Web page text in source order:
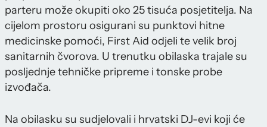
parteru može okupiti oko 25 tisuća posjetitelja. Na
cijelom prostoru osigurani su punktovi hitne
medicinske pomoći, First Aid odjeli te velik broj
sanitarnih čvorova. U trenutku obilaska trajale su
posljednje tehničke pripreme i tonske probe
izvođača.
Na obilasku su sudjelovali i hrvatski DJ-evi koji će